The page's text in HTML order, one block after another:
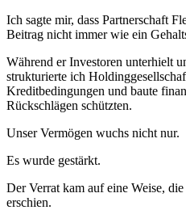
Ich sagte mir, dass Partnerschaft
Beitrag nicht immer wie ein
Während er Investoren unterhielt
strukturierte ich
Kreditbedingungen und baute
Rückschlägen schützten.
Unser Vermögen wuchs nicht nur.
Es wurde gestärkt.
Der Verrat kam auf eine Weise,
erschien.